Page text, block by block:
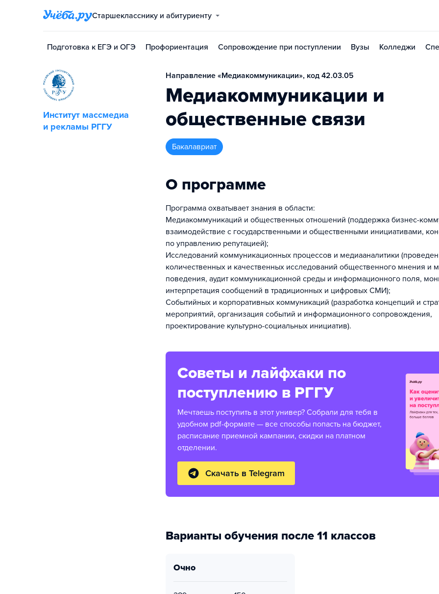
Старшекласснику и абитуриенту
Подготовка к ЕГЭ и ОГЭ Профориентация Сопровождение при поступлении Вузы Колледжи
Институт массмедиа
и рекламы РГГУ
Направление «Медиакоммуникации», код 42.03.05
Медиакоммуникации и
общественные связи
бакалавриат
О программе
Программа охватывает знания в области:
Медиакоммуникаций и общественных отношений (поддержка бизнес-
взаимодействие с государственными и общественными инициативами,
по управлению репутацией);
Исследований коммуникационных процессов и медиааналитики
количественных и качественных исследований общественного мнения и
поведения, аудит коммуникационной среды и информационного поля,
интерпретация сообщений в традиционных и цифровых СМИ);
Событийных и корпоративных коммуникаций (разработка концепций и
мероприятий, организация событий и информационного сопровождения,
проектирование культурно-социальных инициатив).
Советы и лайфхаки по
поступлению в РГГУ
Мечтаешь поступить в этот универ? Собрали для тебя в
удобном pdf-формате — все способы попасть на бюджет,
расписание приемной кампании, скидки на платном
отделении.
Скачать в Telegram
Варианты обучения после 11 классов
очно